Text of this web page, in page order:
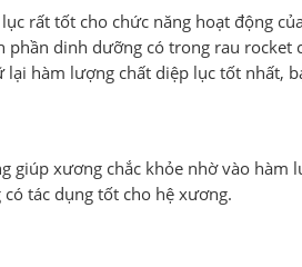
rất tốt cho chức năng hoạt động
phần dinh dưỡng có trong rau
lại hàm lượng chất diệp lục tốt nhất,
giúp xương chắc khỏe nhờ vào
tác dụng tốt cho hệ xương.